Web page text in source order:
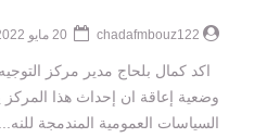
chadafmbouz122
اكد كمال بلحاج مدير مركز
وضعية إعاقة ان إحداث هذا المركز
السياسات العمومية المندمجة للنه...